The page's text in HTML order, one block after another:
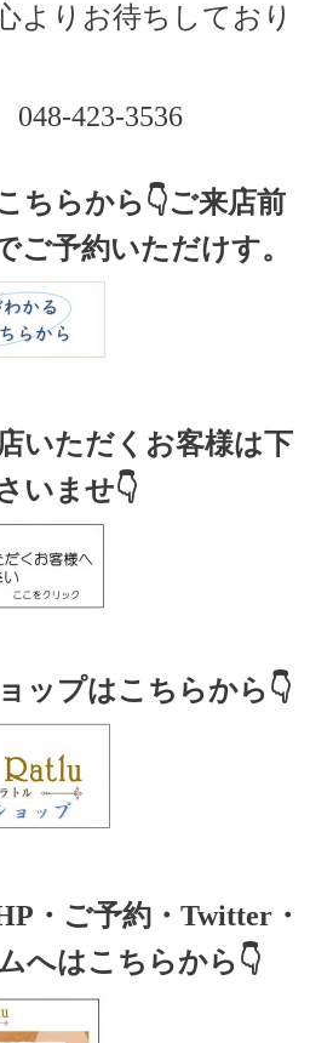
よりお待ちしており
048-423-3536
ちらから👇ご来店前
ご予約いただけす。
いただくお客様は下
いませ👇
ップはこちらから👇
・ご予約・Twitter・
へはこちらから👇